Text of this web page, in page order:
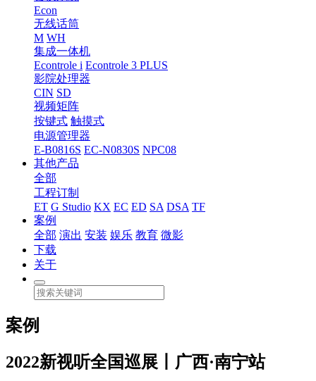
Econ
无线话筒
M WH
集成一体机
Econtrole i Econtrole 3 PLUS
影院处理器
CIN SD
视频矩阵
按键式 触摸式
电源管理器
E-B0816S EC-N0830S NPC08
其他产品
全部
工程订制
ET G Studio KX EC ED SA DSA TF
案例
全部 演出 安装 娱乐 教育 微影
下载
关于
案例
2022新视听全国巡展丨广西·南宁站